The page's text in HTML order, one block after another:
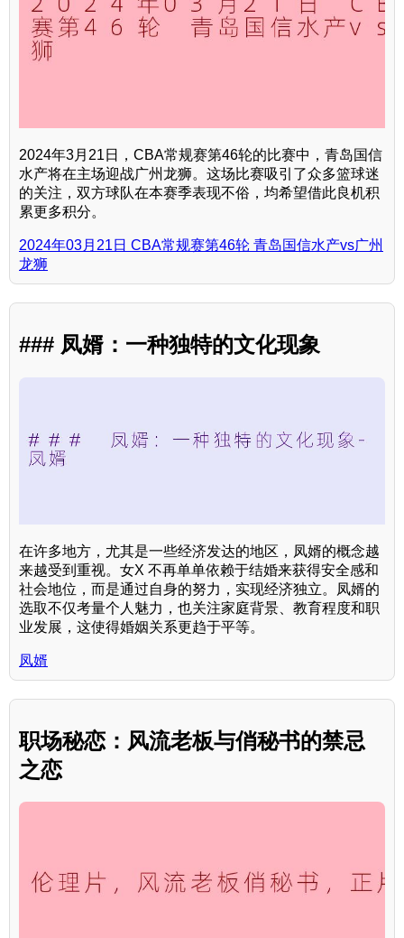
2024年3月21日，CBA常规赛第46轮的比赛中，青岛国信
水产将在主场迎战广州龙狮。这场比赛吸引了众多篮球迷
的关注，双方球队在本赛季表现不俗，均希望借此良机积
累更多积分。
2024年03月21日 CBA常规赛第46轮 青岛国信水产vs广州
龙狮
### 凤婿：一种独特的文化现象
在许多地方，尤其是一些经济发达的地区，凤婿的概念越
来越受到重视。女X 不再单单依赖于结婚来获得安全感和
社会地位，而是通过自身的努力，实现经济独立。凤婿的
选取不仅考量个人魅力，也关注家庭背景、教育程度和职
业发展，这使得婚姻关系更趋于平等。
凤婿
职场秘恋：风流老板与俏秘书的禁忌
之恋